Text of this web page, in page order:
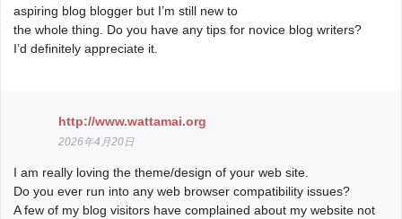
aspiring blog blogger but I’m still new to
the whole thing. Do you have any tips for novice blog writers?
I’d definitely appreciate it.
http://www.wattamai.org
2026年4月20日
I am really loving the theme/design of your web site.
Do you ever run into any web browser compatibility issues?
A few of my blog visitors have complained about my website not